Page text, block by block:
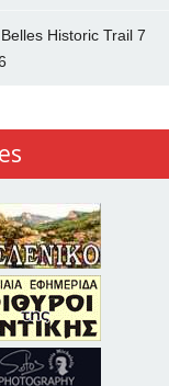
Historic Trail 7